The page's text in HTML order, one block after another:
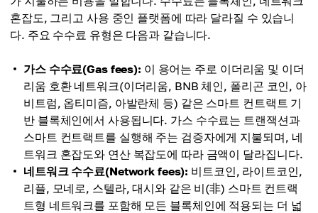
혼잡도, 그리고 사용 중인 플랫폼에 따라 달라질 수 있습니
다. 주요 수수료 유형은 다음과 같습니다.
가스 수수료(Gas fees): 이 용어는 주로 이더리움 및 이더
리움 호환 네트워크(이더리움, BNB 체인, 폴리곤 코인, 아
비트럼, 옵티미즘, 아발란체 등) 같은 스마트 컨트랙트 기
반 블록체인에서 사용됩니다. 가스 수수료는 트랜잭션과
스마트 컨트랙트를 실행해 주는 검증자에게 지불되며, 네
트워크 혼잡도와 연산 복잡도에 따라 금액이 달라집니다.
네트워크 수수료(Network fees): 비트코인, 라이트코인,
리플, 모네로, 스텔라, 대시와 같은 비(非) 스마트 컨트랙
트형 네트워크를 포함해 모든 블록체인에 적용되는 더 넓